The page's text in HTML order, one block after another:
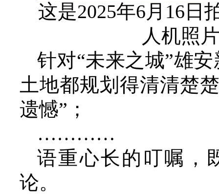
这是2025年6月16日
人机照
针对“未来之城”雄
土地都规划得清清楚
遗憾”；
…………
语重心长的叮嘱，
论。